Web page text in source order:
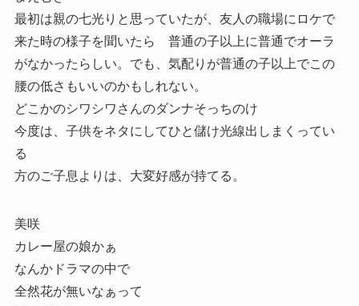
最初は親の七光りと思っていたが、友人の職場にロケで
来た時の様子を聞いたら 普通の子以上に普通でオーラ
がなかったらしい。でも、気配りが普通の子以上でこの
腰の低さもいいのかもしれない。
どこかのシワシワさんのダンナそっちのけ
今度は、子供をネタにしてひと儲け光線出しまくってい
る
方のご子息よりは、大変好感が持てる。
美咲
カレー屋の娘かぁ
なんかドラマの中で
全然花が無いなぁって